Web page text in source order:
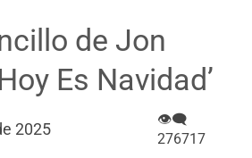
de Jon
Es Navidad’
2025
👁‍🗨
276717